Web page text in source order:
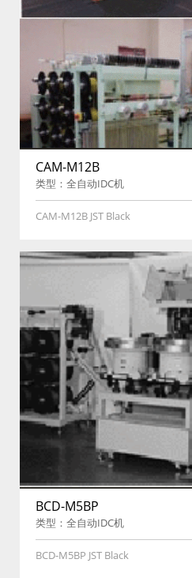
CAM-M12B
类型：全自动IDC机
CAM-M12B JST Black
BCD-M5BP
类型：全自动IDC机
BCD-M5BP JST Black